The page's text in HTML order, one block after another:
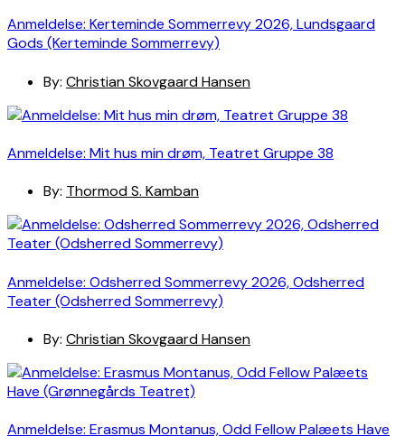
Anmeldelse: Kerteminde Sommerrevy 2026, Lundsgaard
Gods (Kerteminde Sommerrevy)
By: Christian Skovgaard Hansen
Anmeldelse: Mit hus min drøm, Teatret Gruppe 38
By: Thormod S. Kamban
Anmeldelse: Odsherred Sommerrevy 2026, Odsherred
Teater (Odsherred Sommerrevy)
By: Christian Skovgaard Hansen
Anmeldelse: Erasmus Montanus, Odd Fellow Palæets Have